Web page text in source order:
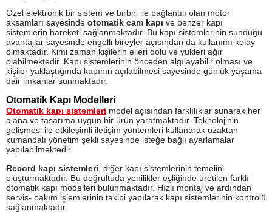
Özel elektronik bir sistem ve birbiri ile bağlantılı olan motor
aksamları sayesinde otomatik cam kapı ve benzer kapı
sistemlerin hareketi sağlanmaktadır. Bu kapı sistemlerinin sunduğu
avantajlar sayesinde engelli bireyler açısından da kullanımı kolay
olmaktadır. Kimi zaman kişilerin elleri dolu ve yükleri ağır
olabilmektedir. Kapı sistemlerinin önceden algılayabilir olması ve
kişiler yaklaştığında kapının açılabilmesi sayesinde günlük yaşama
dair imkanlar sunmaktadır.
Otomatik Kapı Modelleri
Otomatik kapı sistemleri model açısından farklılıklar sunarak her
alana ve tasarıma uygun bir ürün yaratmaktadır. Teknolojinin
gelişmesi ile etkileşimli iletişim yöntemleri kullanarak uzaktan
kumandalı yönetim şekli sayesinde isteğe bağlı ayarlamalar
yapılabilmektedir.
Record kapı sistemleri , diğer kapı sistemlerinin temelini
oluşturmaktadır. Bu doğrultuda yenilikler eşliğinde üretilen farklı
otomatik kapı modelleri bulunmaktadır. Hızlı montaj ve ardından
servis- bakım işlemlerinin takibi yapılarak kapı sistemlerinin kontrolü
sağlanmaktadır.